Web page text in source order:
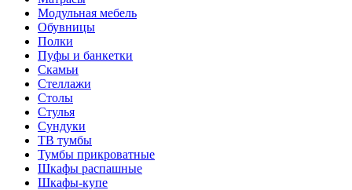
Модульная мебель
Обувницы
Полки
Пуфы и банкетки
Скамьи
Стеллажи
Столы
Стулья
Сундуки
ТВ тумбы
Тумбы прикроватные
Шкафы распашные
Шкафы-купе